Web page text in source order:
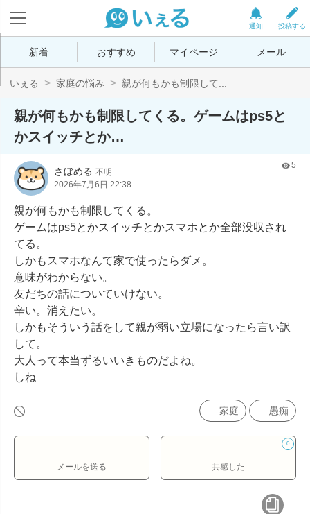
投稿する
通知
新着 おすすめ マイページ メール
いぇる 家庭の悩み 親が何もかも制限して...
親が何もかも制限してくる。ゲームはps5と
かスイッチとか…
さぼめる 不明
2026年7月6日 22:38
5
親が何もかも制限してくる。
ゲームはps5とかスイッチとかスマホとか全部没収され
てる。
しかもスマホなんて家で使ったらダメ。
意味がわからない。
友だちの話についていけない。
辛い。消えたい。
しかもそういう話をして親が弱い立場になったら言い訳
して。
大人って本当ずるいいきものだよね。
しね
家庭 愚痴
メールを送る
0
共感した